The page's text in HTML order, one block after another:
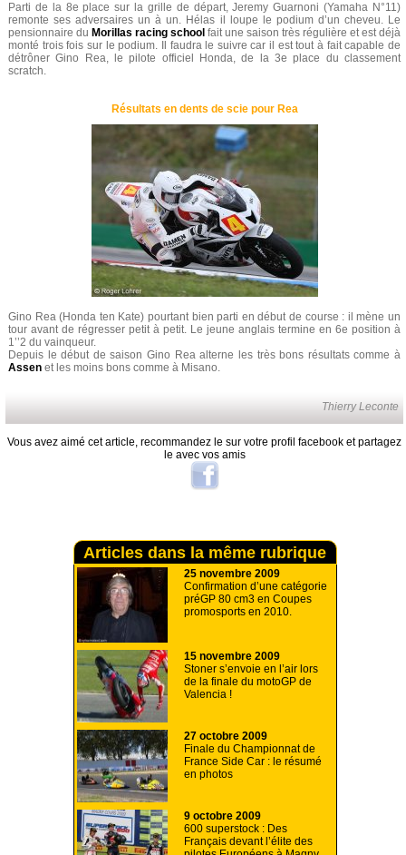
Parti de la 8e place sur la grille de départ, Jeremy Guarnoni (Yamaha N°11)
remonte ses adversaires un à un. Hélas il loupe le podium d’un cheveu. Le
pensionnaire du Morillas racing school fait une saison très régulière et est déjà
monté trois fois sur le podium. Il faudra le suivre car il est tout à fait capable de
détrôner Gino Rea, le pilote officiel Honda, de la 3e place du classement
scratch.
Résultats en dents de scie pour Rea
Gino Rea (Honda ten Kate) pourtant bien parti en début de course : il mène un
tour avant de régresser petit à petit. Le jeune anglais termine en 6e position à
1’’2 du vainqueur.
Depuis le début de saison Gino Rea alterne les très bons résultats comme à
Assen et les moins bons comme à Misano.
Thierry Leconte
Vous avez aimé cet article, recommandez le sur votre profil facebook et partagez
le avec vos amis
Articles dans la même rubrique
25 novembre 2009
Confirmation d’une catégorie
préGP 80 cm3 en Coupes
promosports en 2010.
15 novembre 2009
Stoner s’envoie en l’air lors
de la finale du motoGP de
Valencia !
27 octobre 2009
Finale du Championnat de
France Side Car : le résumé
en photos
9 octobre 2009
600 superstock : Des
Français devant l’élite des